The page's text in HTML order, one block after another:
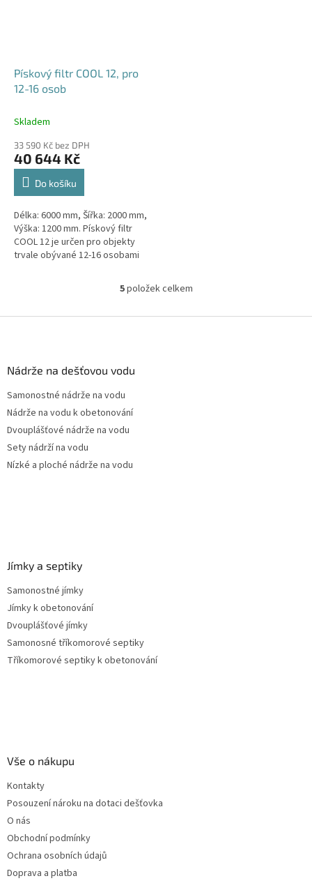
Pískový filtr COOL 12, pro
12-16 osob
Skladem
33 590 Kč bez DPH
40 644 Kč
Do košíku
Délka: 6000 mm, Šířka: 2000 mm,
Výška: 1200 mm. Pískový filtr
COOL 12 je určen pro objekty
trvale obývané 12-16 osobami
O
l
5položek celkem
Nádrže na dešťovou vodu
Samonostné nádrže na vodu
Nádrže na vodu k obetonování
Dvouplášťové nádrže na vodu
Sety nádrží na vodu
Nízké a ploché nádrže na vodu
Jímky a septiky
Samonostné jímky
Jímky k obetonování
Dvouplášťové jímky
Samonosné tříkomorové septiky
Tříkomorové septiky k obetonování
Vše o nákupu
Kontakty
Posouzení nároku na dotaci dešťovka
O nás
Obchodní podmínky
Ochrana osobních údajů
Doprava a platba